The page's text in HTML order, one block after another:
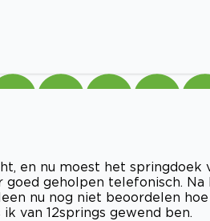
en nu moest het springdoek
geholpen telefonisch.
nu nog niet beoordelen
van 12springs gewend ben.